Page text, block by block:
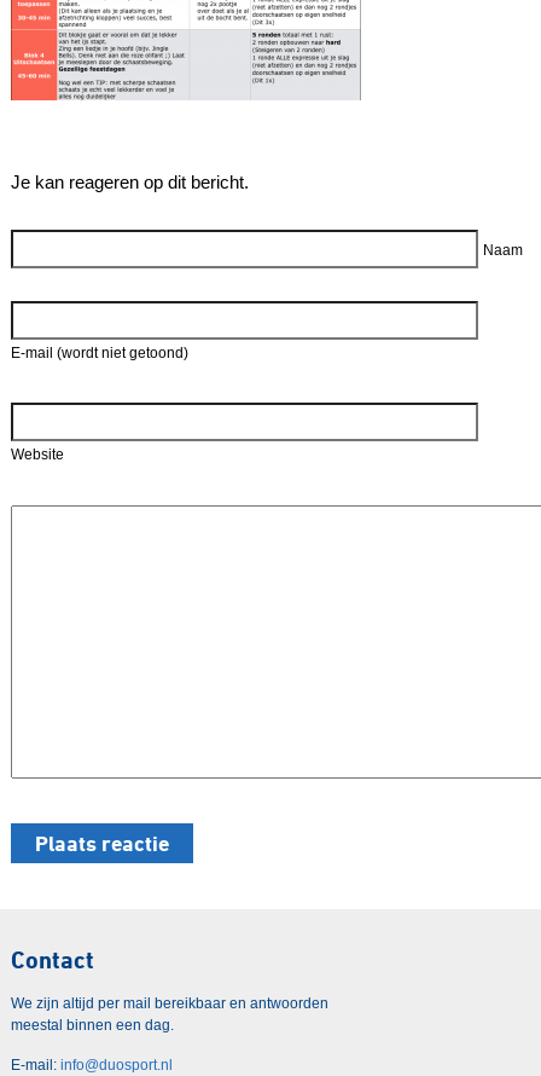
Je kan reageren op dit bericht.
Naam
E-mail (wordt niet getoond)
Website
Contact
We zijn altijd per mail bereikbaar en antwoorden
meestal binnen een dag.
E-mail: info@duosport.nl